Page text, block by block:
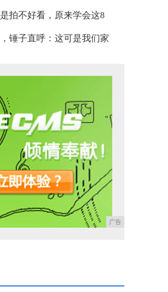
拍不好看，原来学会这8
锤子直呼：这可是我们家
广告